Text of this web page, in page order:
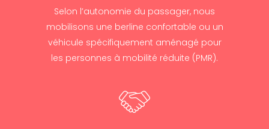
Selon l’autonomie du passager, nous
mobilisons une berline confortable ou un
véhicule spécifiquement aménagé pour
les personnes à mobilité réduite (PMR).